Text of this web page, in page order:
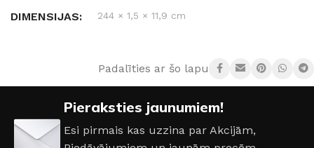
DIMENSIJAS 244 × 1,5 × 11,9 cm
Padalīties ar šo lapu:
Pieraksties jaunumiem!
Esi pirmais kas uzzina par Akcijām,